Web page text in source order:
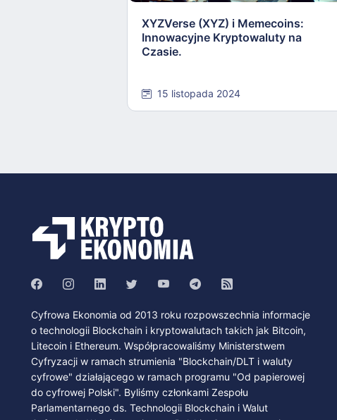
XYZVerse (XYZ) i Memecoins:
Innowacyjne Kryptowaluty na
Czasie.
15 listopada 2024
Cyfrowa Ekonomia od 2013 roku rozpowszechnia informacje
o technologii Blockchain i kryptowalutach takich jak Bitcoin,
Litecoin i Ethereum. Współpracowaliśmy Ministerstwem
Cyfryzacji w ramach strumienia "Blockchain/DLT i waluty
cyfrowe" działającego w ramach programu "Od papierowej
do cyfrowej Polski". Byliśmy członkami Zespołu
Parlamentarnego ds. Technologii Blockchain i Walut